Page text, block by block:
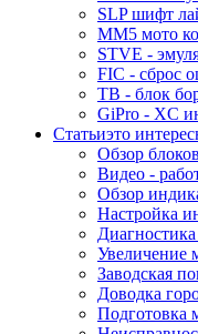
SLP шифт
MM5 мото
STVE -
FIC - сброс
TB - блок
GiPro - XC
Статьиэто
Обзор
Видео -
Обзор
Настройка
Увеличение
Заводская
Доводка